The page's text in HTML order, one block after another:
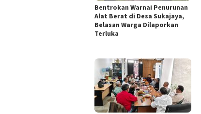
Bentrokan Warnai Penurunan
Alat Berat di Desa Sukajaya,
Belasan Warga Dilaporkan
Terluka